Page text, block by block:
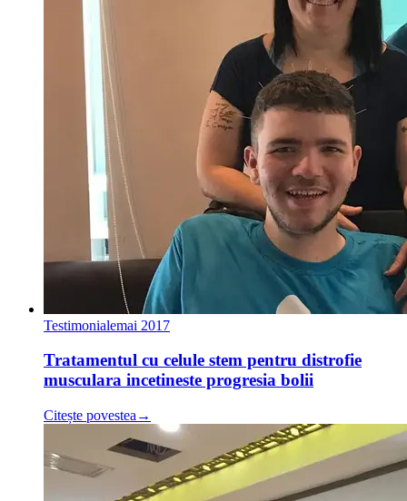
Testimonialemai 2017
Tratamentul cu celule stem pentru distrofie
musculara incetineste progresia bolii
Citește povestea →